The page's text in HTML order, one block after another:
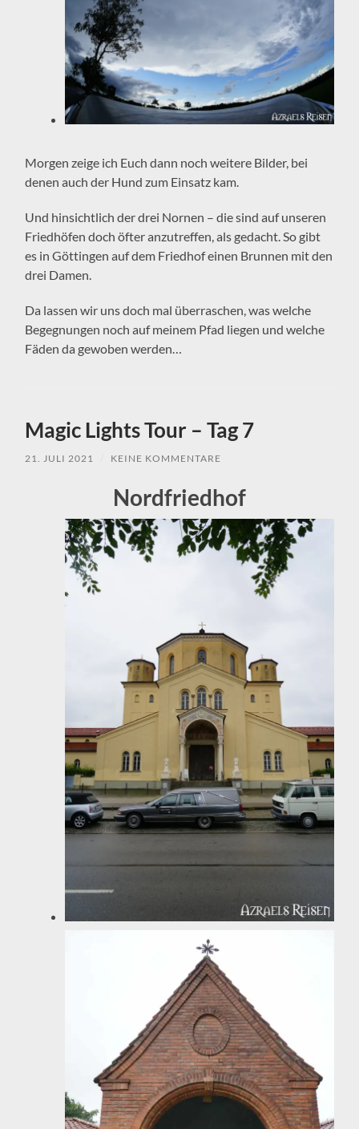
Morgen zeige ich Euch dann noch weitere Bilder, bei
denen auch der Hund zum Einsatz kam.
Und hinsichtlich der drei Nornen – die sind auf unseren
Friedhöfen doch öfter anzutreffen, als gedacht. So gibt
es in Göttingen auf dem Friedhof einen Brunnen mit den
drei Damen.
Da lassen wir uns doch mal überraschen, was welche
Begegnungen noch auf meinem Pfad liegen und welche
Fäden da gewoben werden…
Magic Lights Tour – Tag 7
21. JULI 2021 KEINE KOMMENTARE
Nordfriedhof